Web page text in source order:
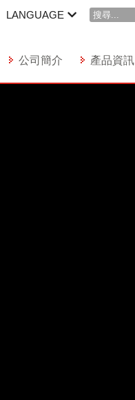
LANGUAGE
公司簡介 產品資訊